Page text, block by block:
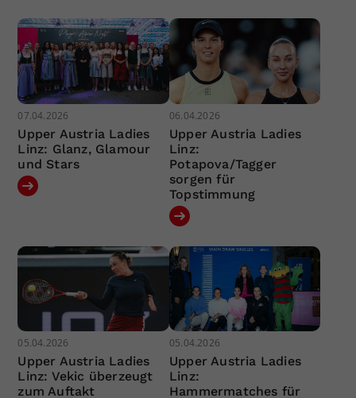
07.04.2026
Upper Austria Ladies
Linz: Glanz, Glamour
und Stars
06.04.2026
Upper Austria Ladies
Linz:
Potapova/Tagger
sorgen für
Topstimmung
05.04.2026
Upper Austria Ladies
Linz: Vekic überzeugt
zum Auftakt
05.04.2026
Upper Austria Ladies
Linz:
Hammermatches für